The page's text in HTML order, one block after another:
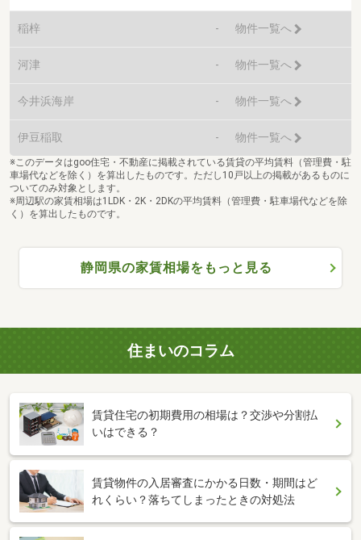
稲梓 - 物件一覧へ
河津 - 物件一覧へ
今井浜海岸 - 物件一覧へ
伊豆稲取 - 物件一覧へ
※このデータはgoo住宅・不動産に掲載されている賃貸の平均賃料（管理費・駐
車場代などを除く）を算出したものです。ただし10戸以上の掲載があるものに
ついてのみ対象とします。
※周辺駅の家賃相場は1LDK・2K・2DKの平均賃料（管理費・駐車場代などを除
く）を算出したものです。
静岡県の家賃相場をもっと見る
住まいのコラム
賃貸住宅の初期費用の相場は？交渉や分割払
いはできる？
賃貸物件の入居審査にかかる日数・期間はど
れくらい？落ちてしまったときの対処法